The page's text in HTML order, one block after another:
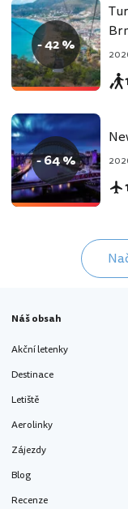
- 42 %
- 64 %
Náš obsah
Akční letenky
Destinace
Letiště
Aerolinky
Zájezdy
Blog
Recenze